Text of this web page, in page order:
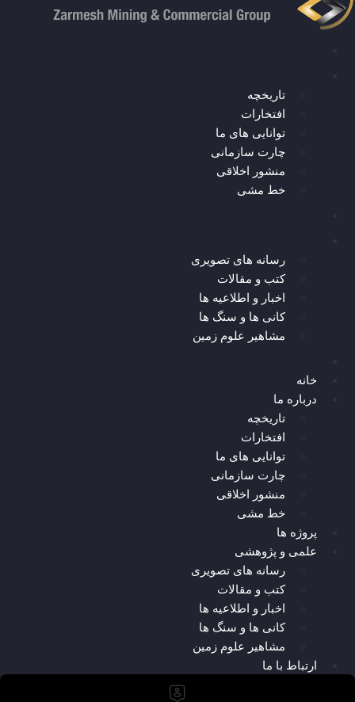
تاریخچه
افتخارات
توانایی های ما
چارت سازمانی
منشور اخلاقی
خط مشی
رسانه های تصویری
کتب و مقالات
اخبار و اطلاعیه ها
کانی ها و سنگ ها
مشاهیر علوم زمین
خانه
درباره ما
تاریخچه
افتخارات
توانایی های ما
چارت سازمانی
منشور اخلاقی
خط مشی
پروژه ها
علمی و پژوهشی
رسانه های تصویری
کتب و مقالات
اخبار و اطلاعیه ها
کانی ها و سنگ ها
مشاهیر علوم زمین
ارتباط با ما